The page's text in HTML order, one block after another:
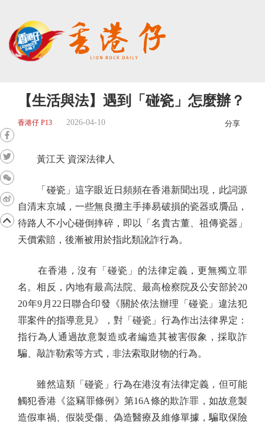
【生活與法】遇到「碰瓷」怎麼辦？
香港仔 P13 2026-04-10 分享
黃江天 資深法律人
「碰瓷」這字眼近日頻頻在香港新聞出現，此詞源
自清末京城，一些無良攤主手捧易破損的瓷器或贗品，
待路人不小心碰倒摔碎，即以「名貴古董、祖傳瓷器」
天價索賠，後漸被用於指此類訛詐行為。
在香港，沒有「碰瓷」的法律定義，更無獨立罪
名。相反，內地有最高法院、最高檢察院及公安部於20
20年9月22日聯合印發《關於依法辦理「碰瓷」違法犯
罪案件的指導意見》，對「碰瓷」行為作出法律界定：
指行為人通過故意製造或者編造其被害假象，採取詐
騙、敲詐勒索等方式，非法索取財物的行為。
雖然這類「碰瓷」行為在港沒有法律定義，但可能
觸犯香港《盜竊罪條例》第16A條的欺詐罪，如故意製
造假車禍、假裝受傷、偽造醫療及維修單據，騙取保險